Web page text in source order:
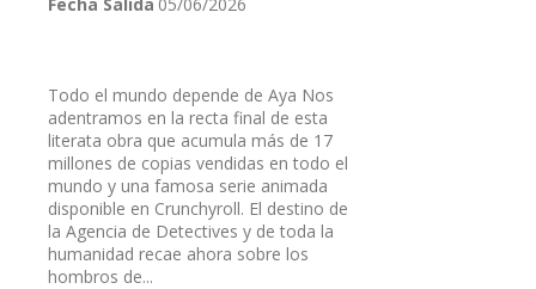
Todo el mundo depende de Aya Nos
adentramos en la recta final de esta
literata obra que acumula más de 17
millones de copias vendidas en todo el
mundo y una famosa serie animada
disponible en Crunchyroll. El destino de
la Agencia de Detectives y de toda la
humanidad recae ahora sobre los
hombros de...